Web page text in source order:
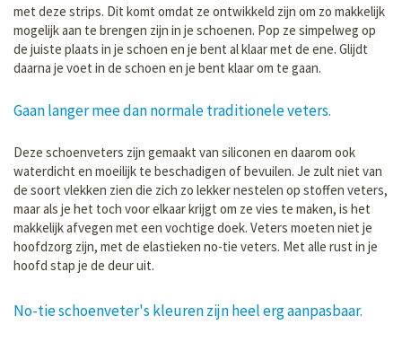
met deze strips. Dit komt omdat ze ontwikkeld zijn om zo makkelijk
mogelijk aan te brengen zijn in je schoenen. Pop ze simpelweg op
de juiste plaats in je schoen en je bent al klaar met de ene. Glijdt
daarna je voet in de schoen en je bent klaar om te gaan.
Gaan langer mee dan normale traditionele veters.
Deze schoenveters zijn gemaakt van siliconen en daarom ook
waterdicht en moeilijk te beschadigen of bevuilen. Je zult niet van
de soort vlekken zien die zich zo lekker nestelen op stoffen veters,
maar als je het toch voor elkaar krijgt om ze vies te maken, is het
makkelijk afvegen met een vochtige doek. Veters moeten niet je
hoofdzorg zijn, met de elastieken no-tie veters. Met alle rust in je
hoofd stap je de deur uit.
No-tie schoenveter's kleuren zijn heel erg aanpasbaar.